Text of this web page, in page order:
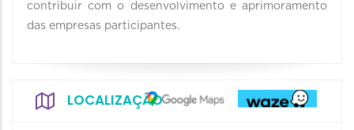
contribuir com o desenvolvimento e aprimoramento
das empresas participantes.
LOCALIZAÇÃO